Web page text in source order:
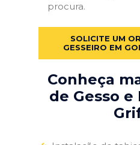
procura.
SOLICITE UM
GESSEIRO EM
Conheça
de Gesso